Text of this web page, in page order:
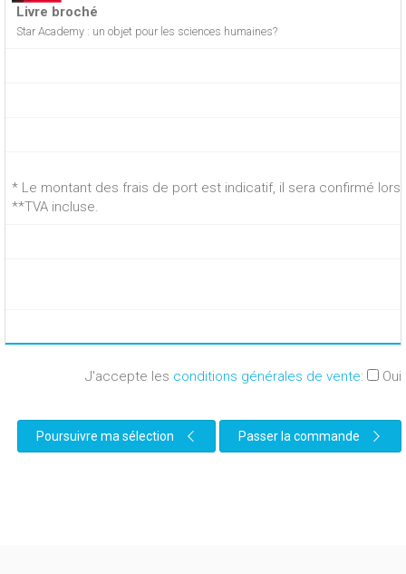
Livre broché
Star Academy : un objet pour les sciences humaines?
* Le montant des frais de port est indicatif, il sera confirmé
**TVA incluse.
J'accepte les conditions générales de vente: Oui
Poursuivre ma sélection Passer la commande